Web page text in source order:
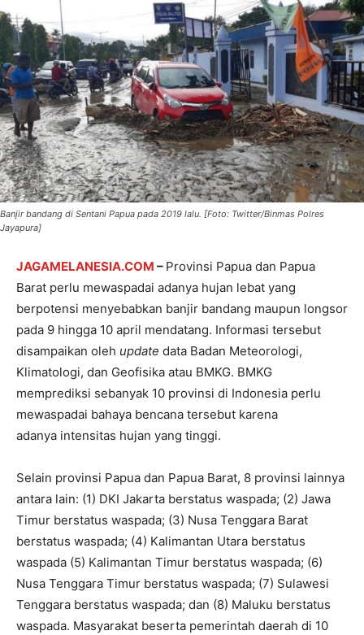
Banjir bandang di Sentani Papua pada 2019 lalu. [Foto: Twitter/Binmas Polres
Jayapura]
JAGAMELANESIA.COM – Provinsi Papua dan Papua
Barat perlu mewaspadai adanya hujan lebat yang
berpotensi menyebabkan banjir bandang maupun longsor
pada 9 hingga 10 april mendatang. Informasi tersebut
disampaikan oleh update data Badan Meteorologi,
Klimatologi, dan Geofisika atau BMKG. BMKG
memprediksi sebanyak 10 provinsi di Indonesia perlu
mewaspadai bahaya bencana tersebut karena
adanya intensitas hujan yang tinggi.
Selain provinsi Papua dan Papua Barat, 8 provinsi lainnya
antara lain: (1) DKI Jakarta berstatus waspada; (2) Jawa
Timur berstatus waspada; (3) Nusa Tenggara Barat
berstatus waspada; (4) Kalimantan Utara berstatus
waspada (5) Kalimantan Timur berstatus waspada; (6)
Nusa Tenggara Timur berstatus waspada; (7) Sulawesi
Tenggara berstatus waspada; dan (8) Maluku berstatus
waspada. Masyarakat beserta pemerintah daerah di 10